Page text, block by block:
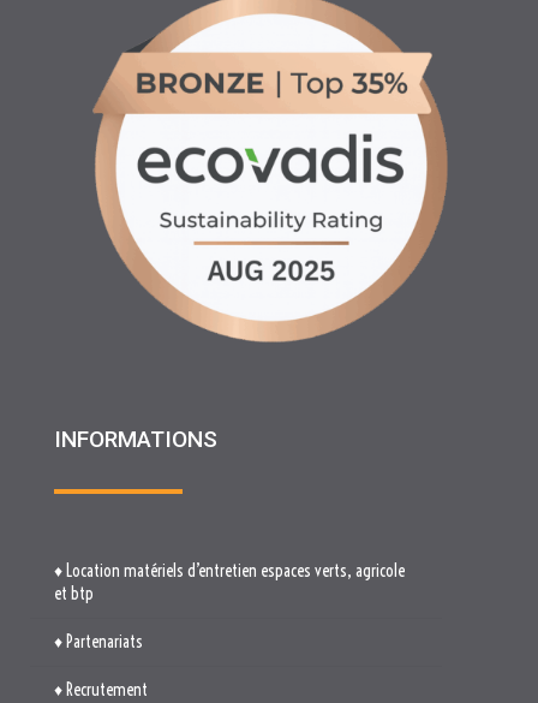
INFORMATIONS
♦ Location matériels d’entretien espaces verts, agricole
et btp
♦ Partenariats
♦ Recrutement